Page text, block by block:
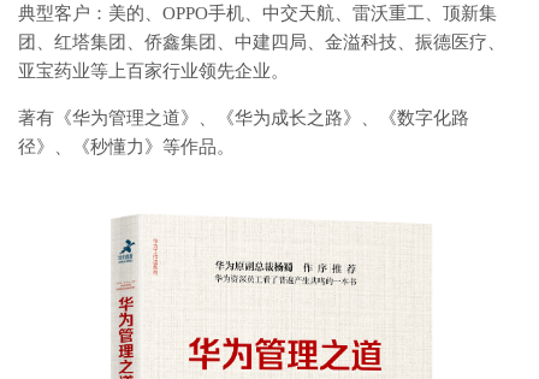
典型客户：美的、OPPO手机、中交天航、雷沃重工、顶新集
团、红塔集团、侨鑫集团、中建四局、金溢科技、振德医疗、
亚宝药业等上百家行业领先企业。
著有《华为管理之道》、《华为成长之路》、《数字化路
径》、《秒懂力》等作品。